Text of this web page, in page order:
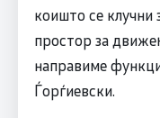
коишто се
простор за
направиме
Ѓорѓиевски.